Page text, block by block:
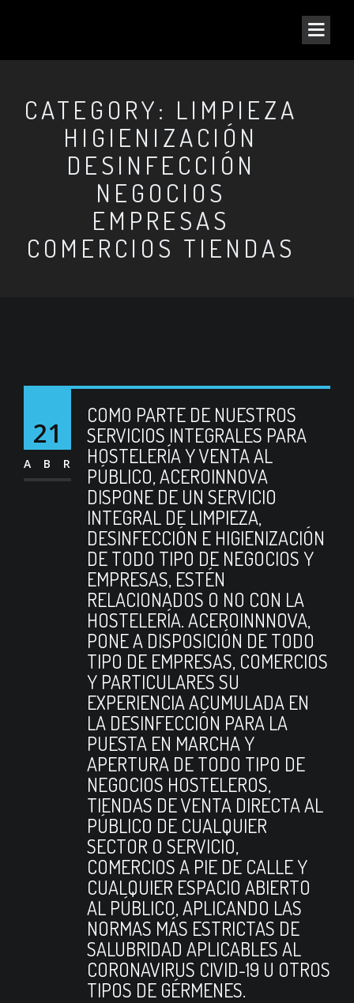
CATEGORY: LIMPIEZA
HIGIENIZACIÓN
DESINFECCIÓN
NEGOCIOS
EMPRESAS
COMERCIOS TIENDAS
21
ABR
COMO PARTE DE NUESTROS
SERVICIOS INTEGRALES PARA
HOSTELERÍA Y VENTA AL
PÚBLICO, ACEROINNOVA
DISPONE DE UN SERVICIO
INTEGRAL DE LIMPIEZA,
DESINFECCIÓN E HIGIENIZACIÓN
DE TODO TIPO DE NEGOCIOS Y
EMPRESAS, ESTÉN
RELACIONADOS O NO CON LA
HOSTELERÍA. ACEROINNNOVA,
PONE A DISPOSICIÓN DE TODO
TIPO DE EMPRESAS, COMERCIOS
Y PARTICULARES SU
EXPERIENCIA ACUMULADA EN
LA DESINFECCIÓN PARA LA
PUESTA EN MARCHA Y
APERTURA DE TODO TIPO DE
NEGOCIOS HOSTELEROS,
TIENDAS DE VENTA DIRECTA AL
PÚBLICO DE CUALQUIER
SECTOR O SERVICIO,
COMERCIOS A PIE DE CALLE Y
CUALQUIER ESPACIO ABIERTO
AL PÚBLICO, APLICANDO LAS
NORMAS MÁS ESTRICTAS DE
SALUBRIDAD APLICABLES AL
CORONAVIRUS CIVID-19 U OTROS
TIPOS DE GÉRMENES.